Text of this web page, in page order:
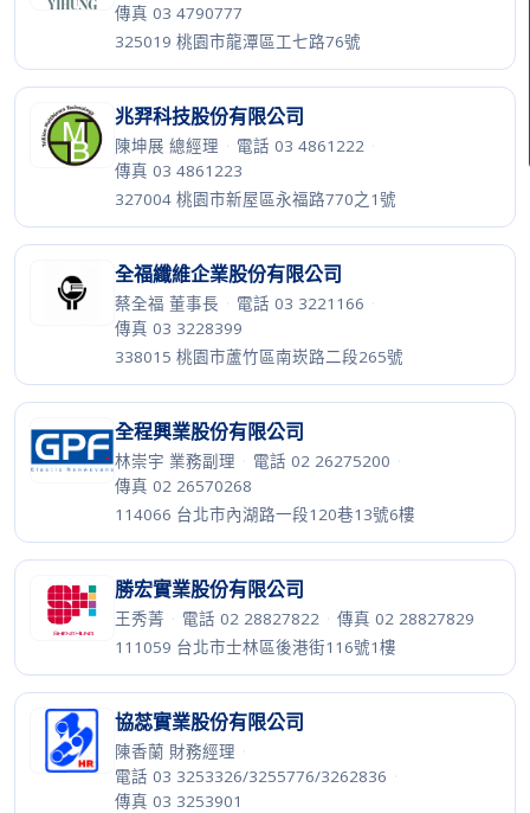
傳真 03 4790777
325019 桃園市龍潭區工七路76號
兆羿科技股份有限公司
陳坤展 總經理 · 電話 03 4861222 ·
傳真 03 4861223
327004 桃園市新屋區永福路770之1號
全福纖維企業股份有限公司
蔡全福 董事長 · 電話 03 3221166 ·
傳真 03 3228399
338015 桃園市蘆竹區南崁路二段265號
全程興業股份有限公司
林崇宇 業務副理 · 電話 02 26275200 ·
傳真 02 26570268
114066 台北市內湖路一段120巷13號6樓
勝宏實業股份有限公司
王秀菁 · 電話 02 28827822 · 傳真 02 28827829
111059 台北市士林區後港街116號1樓
協蕊實業股份有限公司
陳香蘭 財務經理 ·
電話 03 3253326/3255776/3262836 ·
傳真 03 3253901